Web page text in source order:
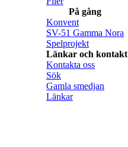
På gång
Konvent
SV-51 Gamma Nora
Spelprojekt
Länkar och kontakt
Kontakta oss
Sök
Gamla smedjan
Länkar